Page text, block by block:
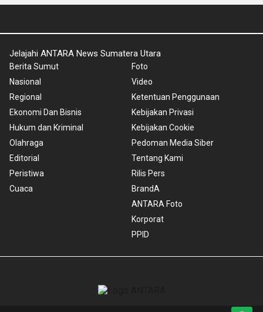
Jelajahi ANTARA News Sumatera Utara
Berita Sumut
Nasional
Regional
Ekonomi Dan Bisnis
Hukum dan Kriminal
Olahraga
Editorial
Peristiwa
Cuaca
Foto
Video
Ketentuan Penggunaan
Kebijakan Privasi
Kebijakan Cookie
Pedoman Media Siber
Tentang Kami
Rilis Pers
BrandA
ANTARA Foto
Korporat
PPID